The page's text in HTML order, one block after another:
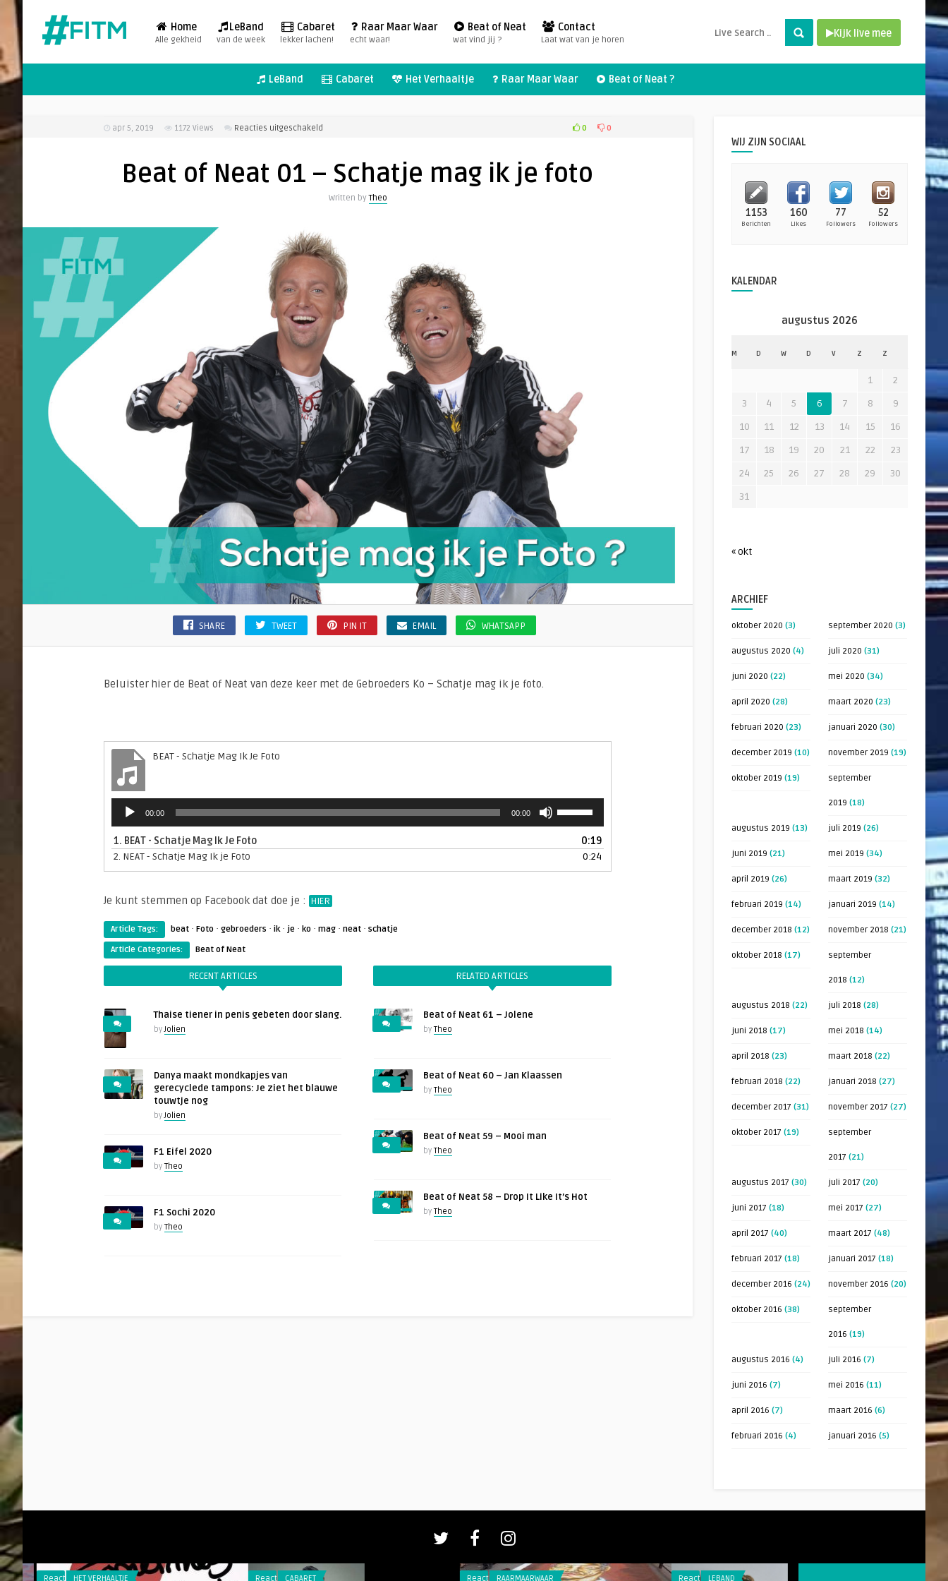
Home
Alle gekheid
LeBand
van de week
Cabaret
lekker lachen!
Raar Maar Waar
echt waar!
Beat of Neat
wat vind jij ?
Contact
Laat wat van je horen
Kijk live mee
LeBand Cabaret Het Verhaaltje Raar Maar Waar Beat of Neat ?
apr 5, 2019 1172 Views Reacties uitgeschakeld
Neat
mag
ik
je
foto
0 0
Beat of Neat 01 – Schatje mag ik je foto
Written byTheo
SHARE TWEET PIN IT EMAIL WHATSAPP
Beluister hier de Beat of Neat van deze keer met de Gebroeders Ko – Schatje mag ik je foto.
BEAT - Schatje Mag Ik Je Foto
Audiospeler
00:00 00:00
pijltoetsen
om
1. BEAT - Schatje Mag Ik Je Foto
0:19
2. NEAT - Schatje Mag Ik je Foto 0:24
Je kunt stemmen op Facebook dat doe je : HIER
Article Tags: beat · Foto · gebroeders · ik· je · ko · mag · neat · schatje
Article Categories:
Beat of Neat
RECENT ARTICLES
Thaise tiener in penis gebeten door slang.
byJolien
Danya maakt mondkapjes van
gerecyclede tampons: Je ziet het blauwe
touwtje nog
byJolien
F1 Eifel 2020
by Theo
F1 Sochi 2020
by Theo
RELATED ARTICLES
Beat of Neat 61 – Jolene
by Theo
Beat of Neat 60 – Jan Klaassen
by Theo
Beat of Neat 59 – Mooi man
by Theo
Beat of Neat 58 – Drop It Like It’s Hot
by Theo
WIJ ZIJN SOCIAAL
1153
Berichten
160
Likes
77
Followers
52
Followers
KALENDAR
augustus 2026
M D W D V Z Z
1
2
3
4 5 6 7 8
9
10
11 12 13 14 15
16
17
18 19 20 21 22
23
24
25 26 27 28 29
30
31
« okt
ARCHIEF
oktober 2020 (3) september 2020 (3)
augustus 2020 (4) juli 2020 (31)
juni 2020 (22) mei 2020 (34)
april 2020 (28) maart 2020 (23)
februari 2020 (23) januari 2020 (30)
december 2019 (10) november 2019 (19)
oktober 2019 (19) september
2019 (18)
augustus 2019 (13) juli 2019 (26)
juni 2019 (21) mei 2019 (34)
april 2019 (26) maart 2019 (32)
februari 2019 (14) januari 2019 (14)
december 2018 (12) november 2018 (21)
oktober 2018 (17) september
2018 (12)
augustus 2018 (22) juli 2018 (28)
juni 2018 (17) mei 2018 (14)
april 2018 (23) maart 2018 (22)
februari 2018 (22) januari 2018 (27)
december 2017 (31) november 2017 (27)
oktober 2017 (19) september
2017 (21)
augustus 2017 (30) juli 2017 (20)
juni 2017 (18) mei 2017 (27)
april 2017 (40) maart 2017 (48)
februari 2017 (18) januari 2017 (18)
december 2016 (24) november 2016 (20)
oktober 2016 (38) september
2016 (19)
augustus 2016 (4) juli 2016 (7)
juni 2016 (7) mei 2016 (11)
april 2016 (7) maart 2016 (6)
februari 2016 (4) januari 2016 (5)
ReactiesHET VERHAALTJE ReactiesCABARET ReactiesRAARMAARWAAR ReactiesLEBAND